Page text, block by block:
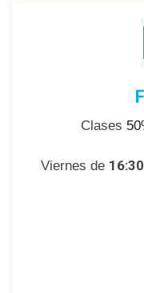
Clases
Viernes de